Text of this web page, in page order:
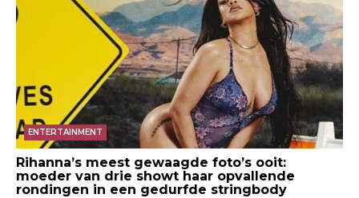
ENTERTAINMENT
Rihanna’s meest gewaagde foto’s ooit:
moeder van drie showt haar opvallende
rondingen in een gedurfde stringbody